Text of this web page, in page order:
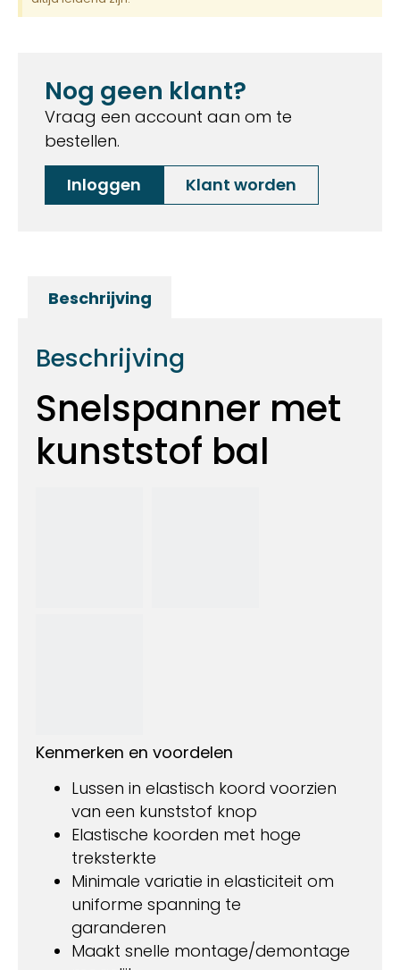
Nog geen klant?
Vraag een account aan om te
bestellen.
Inloggen
Klant worden
Beschrijving
Beschrijving
Snelspanner met
kunststof bal
Kenmerken en voordelen
Lussen in elastisch koord voorzien
van een kunststof knop
Elastische koorden met hoge
treksterkte
Minimale variatie in elasticiteit om
uniforme spanning te
garanderen
Maakt snelle montage/demontage